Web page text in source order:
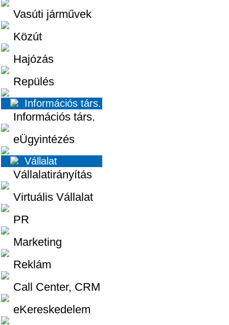
Vasúti járművek
Közút
Hajózás
Repülés
Információs társ.
Információs társ.
eÜgyintézés
Vállalat
Vállalatirányítás
Virtuális Vállalat
PR
Marketing
Reklám
Call Center, CRM
eKereskedelem